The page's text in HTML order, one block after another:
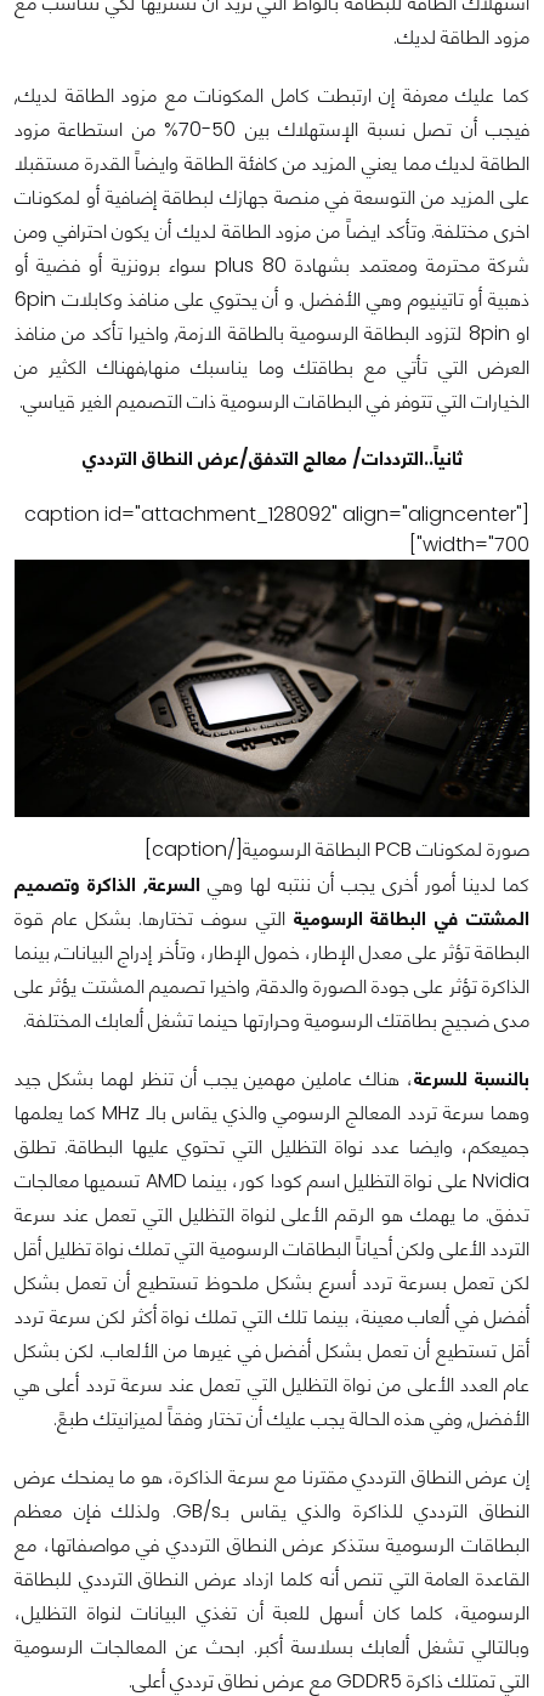
مزود الطاقة لديك.
كما عليك معرفة إن ارتبطت كامل المكونات مع مزود الطاقة لديك,
فيجب أن تصل نسبة الإستهلاك بين 50-70% من استطاعة مزود
الطاقة لديك مما يعني المزيد من كافئة الطاقة وايضاً القدرة مستقبلا
على المزيد من التوسعة في منصة جهازك لبطاقة إضافية أو لمكونات
اخرى مختلفة. وتأكد ايضاً من مزود الطاقة لديك أن يكون احترافي ومن
شركة محترمة ومعتمد بشهادة 80 plus سواء برونزية أو فضية أو
ذهبية أو تاتينيوم وهي الأفضل. و أن يحتوي على منافذ وكابلات 6pin
او 8pin لتزود البطاقة الرسومية بالطاقة الازمة, واخيرا تأكد من منافذ
العرض التي تأتي مع بطاقتك وما يناسبك منها,فهناك الكثير من
الخيارات التي تتوفر في البطاقات الرسومية ذات التصميم الغير قياسي.
ثانياً..الترددات/ معالج التدفق/عرض النطاق الترددي
[caption id="attachment_128092" align="aligncenter"
width="700"]
صورة لمكونات PCB البطاقة الرسومية[/caption]
كما لدينا أمور أخرى يجب أن ننتبه لها وهي السرعة, الذاكرة وتصميم
المشتت في البطاقة الرسومية التي سوف تختارها. بشكل عام قوة
البطاقة تؤثر على معدل الإطار، خمول الإطار، وتأخر إدراج البيانات, بينما
الذاكرة تؤثر على جودة الصورة والدقة, واخيرا تصميم المشتت يؤثر على
مدى ضجيج بطاقتك الرسومية وحرارتها حينما تشغل ألعابك المختلفة.
بالنسبة للسرعة، هناك عاملين مهمين يجب أن تنظر لهما بشكل جيد
وهما سرعة تردد المعالج الرسومي والذي يقاس بالـ MHz كما يعلمها
جميعكم، وايضا عدد نواة التظليل التي تحتوي عليها البطاقة. تطلق
Nvidia على نواة التظليل اسم كودا كور، بينما AMD تسميها معالجات
تدفق. ما يهمك هو الرقم الأعلى لنواة التظليل التي تعمل عند سرعة
التردد الأعلى ولكن أحياناً البطاقات الرسومية التي تملك نواة تظليل أقل
لكن تعمل بسرعة تردد أسرع بشكل ملحوظ تستطيع أن تعمل بشكل
أفضل في ألعاب معينة، بينما تلك التي تملك نواة أكثر لكن سرعة تردد
أقل تستطيع أن تعمل بشكل أفضل في غيرها من الألعاب. لكن بشكل
عام العدد الأعلى من نواة التظليل التي تعمل عند سرعة تردد أعلى هي
الأفضل, وفي هذه الحالة يجب عليك أن تختار وفقاً لميزانيتك طبعً.
إن عرض النطاق الترددي مقترنا مع سرعة الذاكرة، هو ما يمنحك عرض
النطاق الترددي للذاكرة والذي يقاس بـGB/s. ولذلك فإن معظم
البطاقات الرسومية ستذكر عرض النطاق الترددي في مواصفاتها، مع
القاعدة العامة التي تنص أنه كلما ازداد عرض النطاق الترددي للبطاقة
الرسومية، كلما كان أسهل للعبة أن تغذي البيانات لنواة التظليل،
وبالتالي تشغل ألعابك بسلاسة أكبر. ابحث عن المعالجات الرسومية
التي تمتلك ذاكرة GDDR5 مع عرض نطاق ترددي أعلى.